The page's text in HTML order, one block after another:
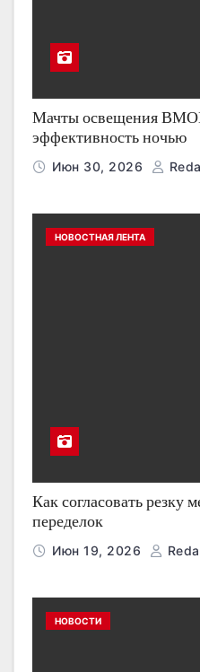
Мачты освещения
эффективность ночью
Июн 30, 2026
НОВОСТНАЯ ЛЕНТА
Как согласовать резку
переделок
Июн 19, 2026
НОВОСТИ